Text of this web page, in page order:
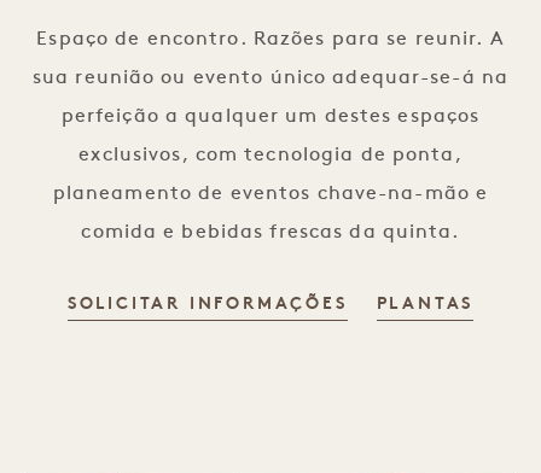
Espaço de encontro. Razões para se reunir. A
sua reunião ou evento único adequar-se-á na
perfeição a qualquer um destes espaços
exclusivos, com tecnologia de ponta,
planeamento de eventos chave-na-mão e
comida e bebidas frescas da quinta.
SOLICITAR INFORMAÇÕES PLANTAS